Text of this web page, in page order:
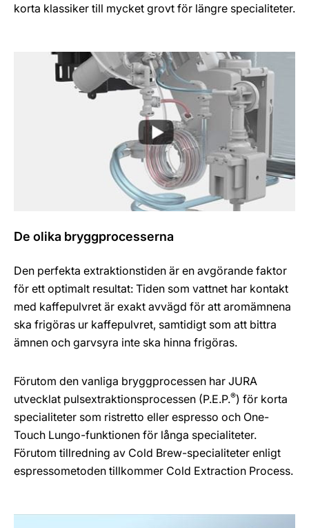
korta klassiker till mycket grovt för längre specialiteter.
De olika bryggprocesserna
Den perfekta extraktionstiden är en avgörande faktor
för ett optimalt resultat: Tiden som vattnet har kontakt
med kaffepulvret är exakt avvägd för att aromämnena
ska frigöras ur kaffepulvret, samtidigt som att bittra
ämnen och garvsyra inte ska hinna frigöras.
Förutom den vanliga bryggprocessen har JURA
utvecklat pulsextraktionsprocessen (P.E.P.®) för korta
specialiteter som ristretto eller espresso och One-
Touch Lungo-funktionen för långa specialiteter.
Förutom tillredning av Cold Brew-specialiteter enligt
espressometoden tillkommer Cold Extraction Process.